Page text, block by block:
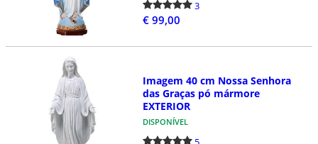
3
€ 99,00
Imagem 40 cm Nossa Senhora
das Graças pó mármore
EXTERIOR
DISPONÍVEL